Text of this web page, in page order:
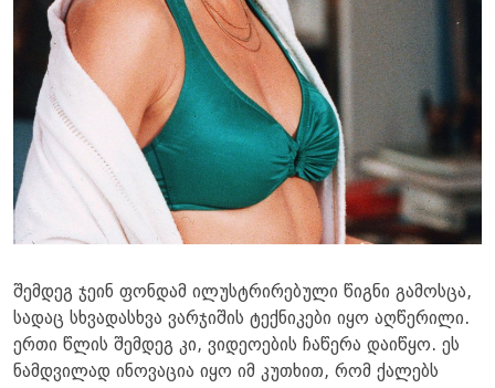
შემდეგ ჯეინ ფონდამ ილუსტრირებული წიგნი გამოსცა,
სადაც სხვადასხვა ვარჯიშის ტექნიკები იყო აღწერილი.
ერთი წლის შემდეგ კი, ვიდეოების ჩაწერა დაიწყო. ეს
ნამდვილად ინოვაცია იყო იმ კუთხით, რომ ქალებს